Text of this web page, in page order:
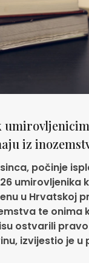
iz
počinje
umirovljenika
u Hrvatskoj
te onima
ostvarili
izvijestio je u